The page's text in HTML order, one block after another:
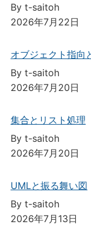
By t-saitoh
2026年7月22日
オブジェクト指向
By t-saitoh
2026年7月20日
集合とリスト処理
By t-saitoh
2026年7月20日
UMLと振る舞い図
By t-saitoh
2026年7月13日